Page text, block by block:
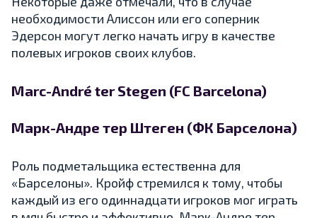
необходимости Алиссон или его соперник
Эдерсон могут легко начать игру в качестве
полевых игроков своих клубов.
Marc-André ter Stegen (FC Barcelona)
Марк-Андре тер Штеген (ФК Барселона)
Роль подметальщика естественна для
«Барселоны». Кройф стремился к тому, чтобы
каждый из его одиннадцати игроков мог играть